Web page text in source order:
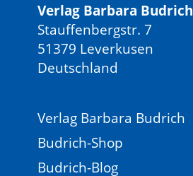
Verlag Barbara Budrich
Stauffenbergstr. 7
51379 Leverkusen
Deutschland
Verlag Barbara Budrich
Budrich-Shop
Budrich-Blog